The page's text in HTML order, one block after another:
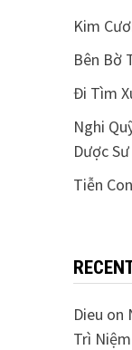
Kim
Bên Bờ
Đi Tìm
Nghi
Dược
Tiễn
Dieu on
Trì